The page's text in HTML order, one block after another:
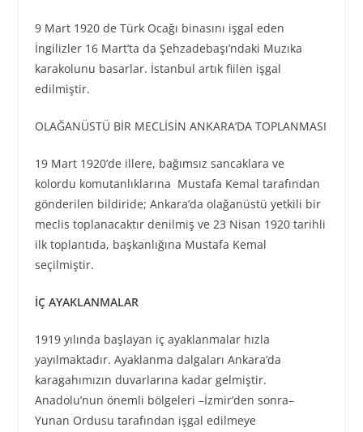
9 Mart 1920 de Türk Ocağı binasını işgal eden
İngilizler 16 Mart’ta da Şehzadebaşı’ndaki Muzıka
karakolunu basarlar. İstanbul artık fiilen işgal
edilmiştir.
OLAĞANÜSTÜ BİR MECLİSİN ANKARA’DA TOPLANMASI
19 Mart 1920’de illere, bağımsız sancaklara ve
kolordu komutanlıklarına Mustafa Kemal tarafından
gönderilen bildiride; Ankara’da olağanüstü yetkili bir
meclis toplanacaktır denilmiş ve 23 Nisan 1920 tarihli
ilk toplantıda, başkanlığına Mustafa Kemal
seçilmiştir.
İÇ AYAKLANMALAR
1919 yılında başlayan iç ayaklanmalar hızla
yayılmaktadır. Ayaklanma dalgaları Ankara’da
karagahımızın duvarlarına kadar gelmiştir.
Anadolu’nun önemli bölgeleri –İzmir’den sonra–
Yunan Ordusu tarafından işgal edilmeye